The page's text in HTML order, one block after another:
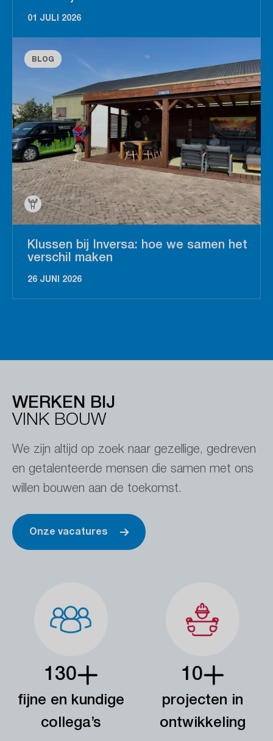
01 JULI 2026
BLOG
Klussen bij Inversa: hoe we samen het
verschil maken
26 JUNI 2026
WERKEN BIJ
VINK BOUW
We zijn altijd op zoek naar gezellige, gedreven
en getalenteerde mensen die samen met ons
willen bouwen aan de toekomst.
Onze vacatures
130
fijne en kundige
collega’s
10
projecten in
ontwikkeling